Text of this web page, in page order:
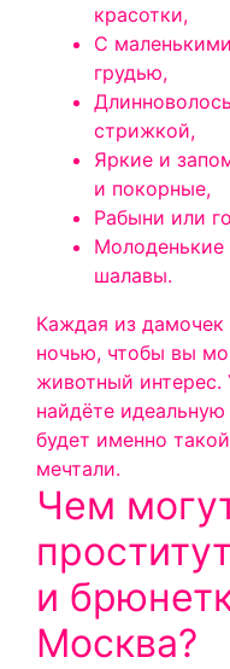
красотки,
С
грудью,
стрижкой,
Яркие и
и покорные,
Рабыни или
шалавы.
Каждая из
ночью, чтобы вы
животный интерес.
найдёте
будет именно
мечтали.
Чем
и
Москва?